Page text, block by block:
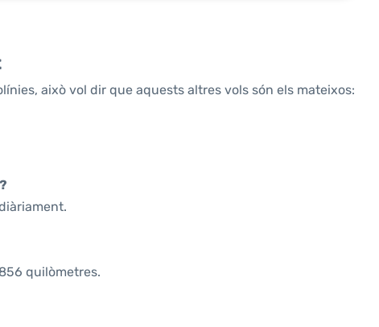
això vol dir que aquests altres vols són els mateixos:
quilòmetres.